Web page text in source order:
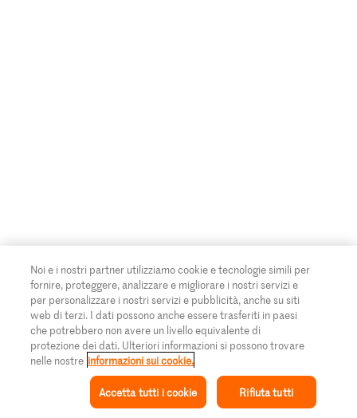
Collezione Il mio Migusto Menu
Noi e i nostri partner utilizziamo cookie e tecnologie simili per
fornire, proteggere, analizzare e migliorare i nostri servizi e
per personalizzare i nostri servizi e pubblicità, anche su siti
web di terzi. I dati possono anche essere trasferiti in paesi
che potrebbero non avere un livello equivalente di
protezione dei dati. Ulteriori informazioni si possono trovare
nelle nostre informazioni sui cookie.
Rifiuta tutti
Accetta tutti i cookie